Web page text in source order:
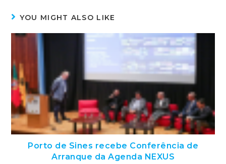
YOU MIGHT ALSO LIKE
Porto de Sines recebe Conferência de
Arranque da Agenda NEXUS